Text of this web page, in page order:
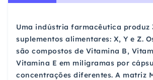
Uma indústria farmacêutica produz
suplementos alimentares: X, Y e Z.
são compostos de Vitamina B,
Vitamina E em miligramas por
concentrações diferentes. A matriz